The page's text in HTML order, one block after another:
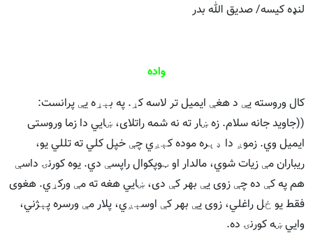
لنډه کیسه/ صديق الله بدر
واده
کال وروسته يې د هغې ايميل تر لاسه کړ. په بېړه يې پرانست:
((جاوید جانه سلام. زه ښار ته نه شمه راتلای، ښايي دا زما وروستی
ایمیل وي. زموږ دا ډېره موده کېږي چې خپل کلي ته تللي یو،
ریباران مې زیات شوي، مالدار او ټوپکوال راپسې دي. یوه کورنۍ داسې
هم په کې ده چې زوی يې بهر کې دی، ښايي هغه ته مې ورکړي. هغوی
فقط یو ځل راغلي، زوی يې بهر کې اوسېږي، پلار مې ورسره پېژني،
وايي ښه کورنۍ ده.